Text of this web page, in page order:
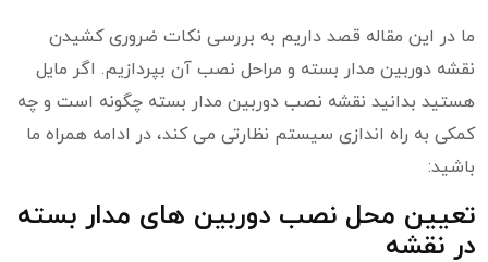
ما در این مقاله قصد داریم به بررسی نکات ضروری کشیدن
نقشه دوربین مدار بسته و مراحل نصب آن بپردازیم. اگر مایل
هستید بدانید نقشه نصب دوربین مدار بسته چگونه است و چه
کمکی به راه اندازی سیستم نظارتی می کند، در ادامه همراه ما
باشید:
تعیین محل نصب دوربین ‌های مدار بسته
در نقشه